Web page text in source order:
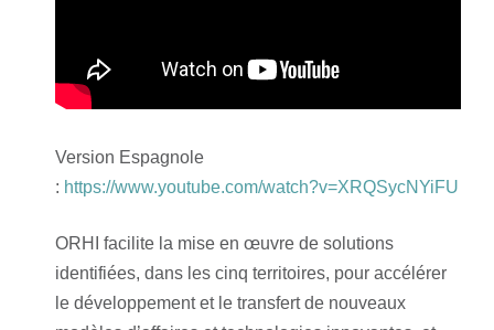
Version Espagnole
: https://www.youtube.com/watch?v=XRQSycNYiFU
ORHI facilite la mise en œuvre de solutions
identifiées, dans les cinq territoires, pour accélérer
le développement et le transfert de nouveaux